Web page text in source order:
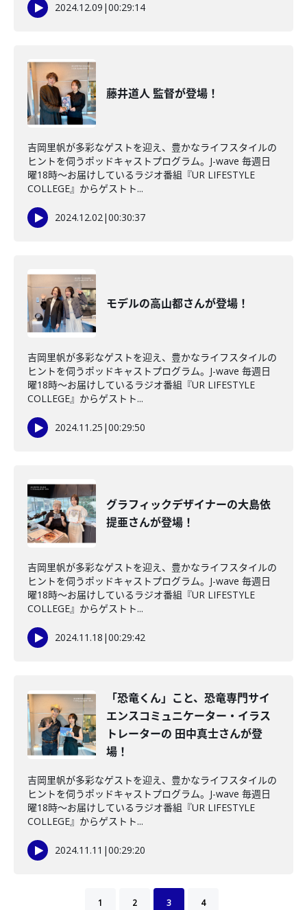
2024.12.09 |00:29:14
藤井道人 監督が登場！
吉岡里帆が多彩なゲストを迎え、豊かなライフスタイルの
ヒントを伺うポッドキャストプログラム。J-wave 毎週日
曜18時～お届けしているラジオ番組『UR LIFESTYLE
COLLEGE』からゲストト...
2024.12.02|00:30:37
モデルの高山都さんが登場！
吉岡里帆が多彩なゲストを迎え、豊かなライフスタイルの
ヒントを伺うポッドキャストプログラム。J-wave 毎週日
曜18時～お届けしているラジオ番組『UR LIFESTYLE
COLLEGE』からゲストト...
2024.11.25 |00:29:50
グラフィックデザイナーの大島依
提亜さんが登場！
吉岡里帆が多彩なゲストを迎え、豊かなライフスタイルの
ヒントを伺うポッドキャストプログラム。J-wave 毎週日
曜18時～お届けしているラジオ番組『UR LIFESTYLE
COLLEGE』からゲストト...
2024.11.18 |00:29:42
「恐竜くん」こと、恐竜専門サイ
エンスコミュニケーター・イラス
トレーターの 田中真士さんが登
場！
吉岡里帆が多彩なゲストを迎え、豊かなライフスタイルの
ヒントを伺うポッドキャストプログラム。J-wave 毎週日
曜18時～お届けしているラジオ番組『UR LIFESTYLE
COLLEGE』からゲストト...
2024.11.11 |00:29:20
1 2 3 4